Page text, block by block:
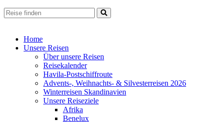
Home
Unsere Reisen
Über unsere Reisen
Reisekalender
Havila-Postschiffroute
Advents-, Weihnachts- & Silvesterreisen 2026
Winterreisen Skandinavien
Unsere Reiseziele
Afrika
Benelux